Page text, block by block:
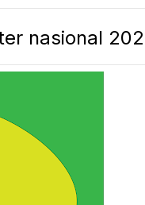
nasional